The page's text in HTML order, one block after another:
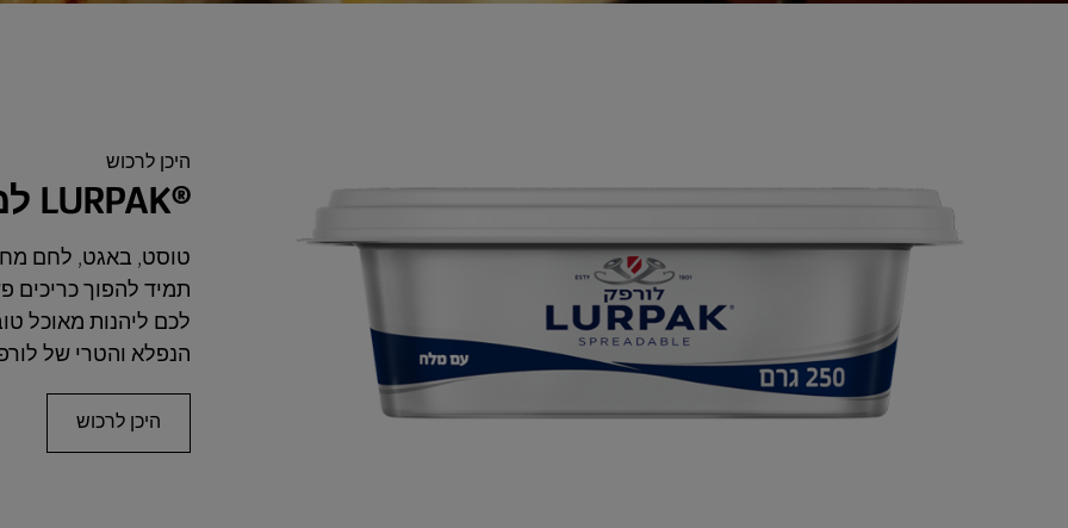
היכן לרכוש
LURPAK®‎‏‎‏‎ למריחה במליחות עדינה
טוסט, באגט, לחם
תמיד להפוך
לכם ליהנות מאוכל
הנפלא והטרי של
היכן לרכוש